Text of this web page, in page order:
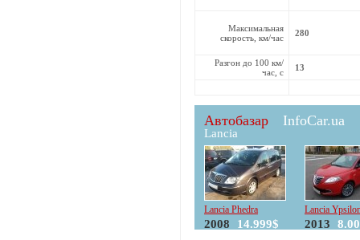
Максимальная
скорость, км/час
280
Разгон до 100 км/
час, с
13
Автобазар InfoCar.ua
Lancia
Lancia Phedra
2008 14.999$
Lancia
2013